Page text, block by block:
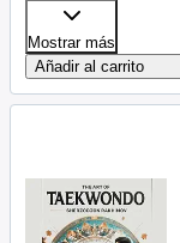
Mostrar más
Añadir al carrito